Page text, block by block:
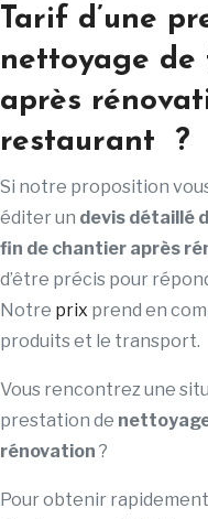
Tarif d’une
nettoyage
après
restaurant ?
Si notre proposition
éditer un devis détaillé
fin de chantier après
d’être précis pour
Notre prix prend en
produits et le transport.
Vous rencontrez une
prestation de
rénovation ?
Pour obtenir